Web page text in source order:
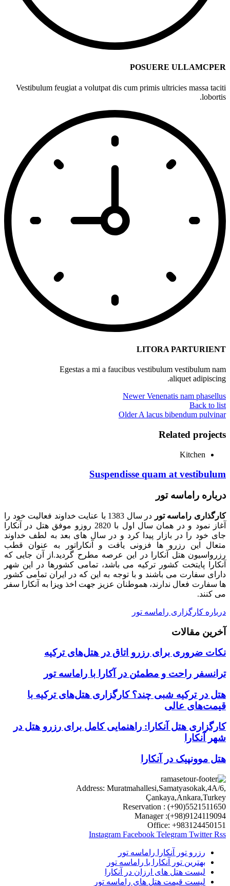
POSUERE ULLAMCPER
Vestibulum feugiat a volutpat dis cum primis ultricies massa taciti
lobortis.
LITORA PARTURIENT
Egestas a mi a faucibus vestibulum vestibulum nam
aliquet adipiscing.
Newer Venenatis nam phasellus
Back to list
Older A lacus bibendum pulvinar
Related projects
Kitchen
Suspendisse quam at vestibulum
درباره راماسه تور
کارگذاری راماسه تور
در سال 1383 با عنایت خداوند فعالیت خود را
آغاز نمود و در همان سال اول با 2820 روزو موفق هتل در آنکارا
جای خود را در بازار پیدا کرد و در سال های بعد به لطف خداوند
متعال این رزرو ها فزونی یافت و آنکاراتور به عنوان قطب
رزرواسیون هتل آنکارا در این عرصه مطرح گردید.از آن جایی که
آنکارا پایتخت کشور ترکیه می باشد، تمامی کشورها در این شهر
دارای سفارت می باشند و با توجه به این که در ایران تمامی کشور
ها سفارت فعال ندارند، هموطنان عزیز جهت اخذ ویزا به آنکارا سفر
می کنند.
درباره کارگزاری راماسه تور
آخرین مقالات
نکات ضروری برای رزرو اتاق در هتل‌های ترکیه
ترانسفر راحت و مطمئن در آکارا با راماسه تور
هتل در ترکیه شبی چند؟ کارگزاری هتل‌های ترکیه با
قیمت‌های عالی
کارگزاری هتل آنکارا: راهنمایی کامل برای رزرو هتل در
شهر آنکارا
هتل موونپیک در آنکارا
Address: Muratmahallesi,Samatyasokak,4A/6,
Çankaya,Ankara,Turkey
Reservation : (+90)5521511650
Manager :(+98)9124119094
Office: +983124450151
Instagram Facebook Telegram Twitter Rss
رزرو تور آنکارا راماسه تور
بهترین تور آنکارا با راماسه تور
لیست هتل های ارزان در آنکارا
لیست قیمت هتل های راماسه تور